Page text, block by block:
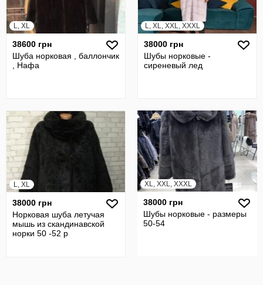
L, XL
38600 грн
Шуба норковая , баллончик
, Нафа
L, XL, XXL, XXXL
38000 грн
Шубы норковые -
сиреневый лед
L, XL
38000 грн
Норковая шуба летучая
мышь из скандинавской
норки 50 -52 р
XL, XXL, XXXL
38000 грн
Шубы норковые - размеры
50-54